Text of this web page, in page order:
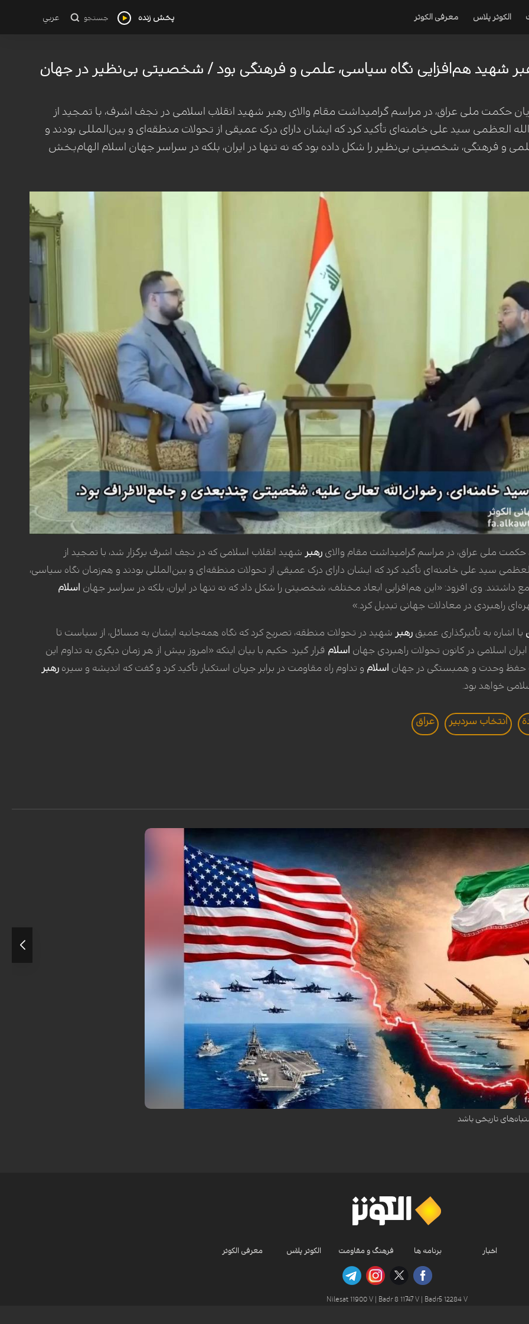
الکوثر پلاس معرفی الکوثر پخش زنده جستجو عربي
شهید هم‌افزایی نگاه سیاسی، علمی و فرهنگی بود / شخصیتی بی‌نظیر در جهان
حکمت ملی عراق، در مراسم گرامیداشت مقام والای رهبر شهید انقلاب اسلامی در نجف اشرف، با تمجید از
العظمی سید علی خامنه‌ای تأکید کرد که ایشان دارای درک عمیقی از تحولات منطقه‌ای و بین‌المللی بودند و
و فرهنگی، شخصیتی بی‌نظیر را شکل داده بود که نه تنها در ایران، بلکه در سراسر جهان اسلام الهام‌بخش
حکمت ملی عراق، در مراسم گرامیداشت مقام والای رهبر شهید انقلاب اسلامی که در نجف اشرف برگزار شد، با تمجید از
سید علی خامنه‌ای تأکید کرد که ایشان دارای درک عمیقی از تحولات منطقه‌ای و بین‌المللی بودند و هم‌زمان نگاه سیاسی،
داشتند. وی افزود: «این هم‌افزایی ابعاد مختلف، شخصیتی را شکل داد که نه تنها در ایران، بلکه در سراسر جهان اسلام
راهبردی در معادلات جهانی تبدیل کرد.»
با اشاره به تأثیرگذاری عمیق رهبر شهید در تحولات منطقه، تصریح کرد که نگاه همه‌جانبه ایشان به مسائل، از سیاست تا
اسلامی در کانون تحولات راهبردی جهان اسلام قرار گیرد. حکیم با بیان اینکه «امروز بیش از هر زمان دیگری به تداوم این
حفظ وحدت و همبستگی در جهان اسلام و تداوم راه مقاومت در برابر جریان استکبار تأکید کرد و گفت که اندیشه و سیره رهبر
خواهد بود.
انتخاب سردبير عراق
داده است که جنگ آمریکا و اسرائیل علیه ایران ممکن است به یکی از اشتباهات تاریخی تبدیل شود.
تاریخی باشد
اخبار برنامه ها فرهنگ و مقاومت الکوثر پلاس معرفی الکوثر
Nilesat 11900 V | Badr 8 11747 V | Badr5 12284 V